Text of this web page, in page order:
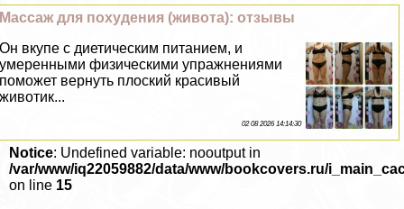
Массаж для похудения (живота): отзывы
Он вкупе с диетическим питанием, и
умеренными физическими упражнениями
поможет вернуть плоский красивый
животик...
02 08 2026 14:14:30
Notice: Undefined variable: nooutput in
/var/www/iq22059882/data/www/bookcovers.ru/
on line 15